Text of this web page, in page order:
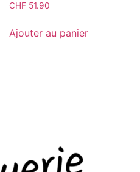
CHF51.90
Ajouter au panier